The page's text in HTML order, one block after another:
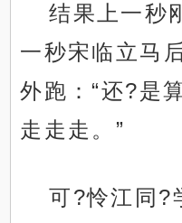
结果上一秒
一秒宋临立马
外跑：“还?是
走走走。”
可?怜江同?